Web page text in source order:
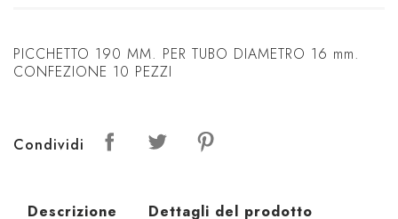
PICCHETTO 190 MM. PER TUBO DIAMETRO 16 mm.
CONFEZIONE 10 PEZZI
Condividi
Descrizione Dettagli del prodotto